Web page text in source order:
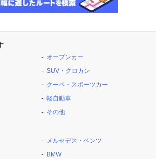
オープンカー
SUV・クロカン
クーペ・スポーツカー
軽自動車
その他
メルセデス・ベンツ
BMW